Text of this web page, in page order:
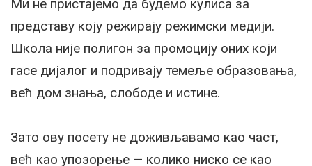
Ми не пристајемо да будемо кулиса за
представу коју режирају режимски медији.
Школа није полигон за промоцију оних који
гасе дијалог и подривају темеље образовања,
већ дом знања, слободе и истине.
Зато ову посету не доживљавамо као част,
већ као упозорење — колико ниско се као